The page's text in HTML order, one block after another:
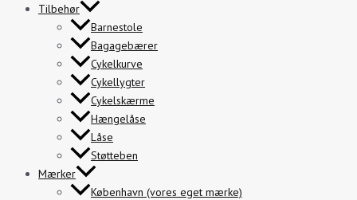
Tilbehør
Barnestole
Bagagebærer
Cykelkurve
Cykellygter
Cykelskærme
Hængelåse
Låse
Støtteben
Mærker
København (vores eget mærke)